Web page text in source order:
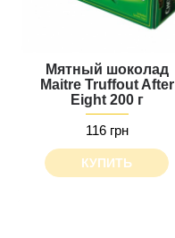
Мятный шоколад
Maitre Truffout After
Eight 200 г
116 грн
КУПИТЬ